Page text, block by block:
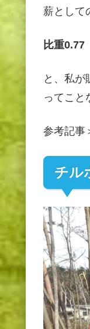
薪として
比重0.77
と、私が
ってこと
参考記事
チル